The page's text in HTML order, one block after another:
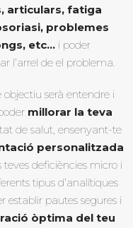
articulars, fatiga
problemes
etc… i poder
l’arrel de el problema.
serà entendre i
millorar la teva
de salut, ensenyant-te
personalitzada
deficiències micro i
tipus d’analítiques
establir pautes segures i
òptima del teu